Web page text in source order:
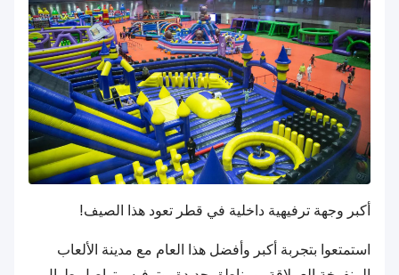
أكبر وجهة ترفيهية داخلية في قطر تعود هذا الصيف!
استمتعوا بتجربة أكبر وأفضل هذا العام مع مدينة الألعاب